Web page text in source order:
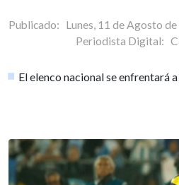
Publicado: Lunes, 11 de Agosto
Periodista Digital:
El elenco nacional se enfrentará